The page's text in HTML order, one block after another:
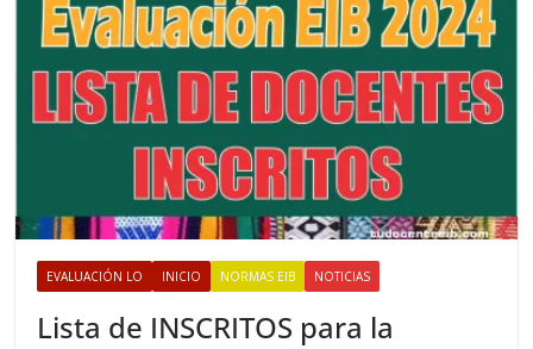
EVALUACIÓN LO INICIO NORMAS EIB NOTICIAS
Lista de INSCRITOS para la